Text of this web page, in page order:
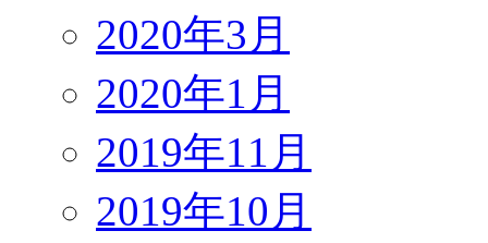
2020年3月
2020年1月
2019年11月
2019年10月